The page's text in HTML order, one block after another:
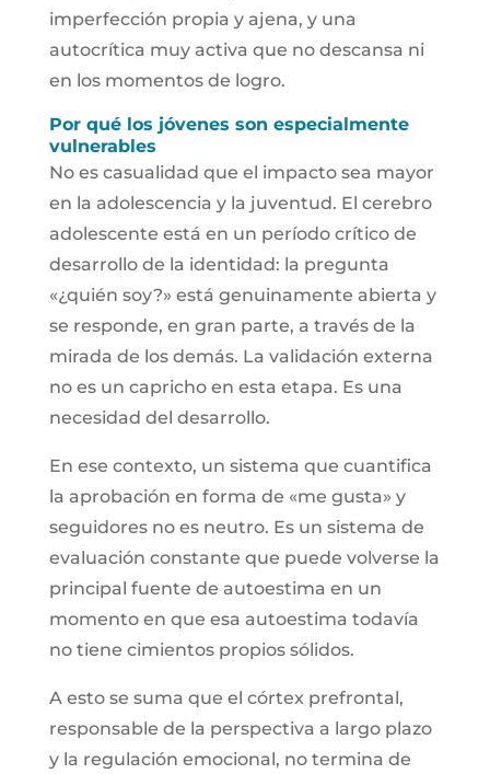
imperfección propia y ajena, y una
autocrítica muy activa que no descansa ni
en los momentos de logro.
Por qué los jóvenes son especialmente
vulnerables
No es casualidad que el impacto sea mayor
en la adolescencia y la juventud. El cerebro
adolescente está en un período crítico de
desarrollo de la identidad: la pregunta
«¿quién soy?» está genuinamente abierta y
se responde, en gran parte, a través de la
mirada de los demás. La validación externa
no es un capricho en esta etapa. Es una
necesidad del desarrollo.
En ese contexto, un sistema que cuantifica
la aprobación en forma de «me gusta» y
seguidores no es neutro. Es un sistema de
evaluación constante que puede volverse la
principal fuente de autoestima en un
momento en que esa autoestima todavía
no tiene cimientos propios sólidos.
A esto se suma que el córtex prefrontal,
responsable de la perspectiva a largo plazo
y la regulación emocional, no termina de